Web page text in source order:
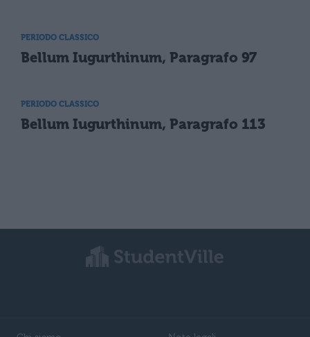
PERIODO CLASSICO
Bellum Iugurthinum, Paragrafo 97
PERIODO CLASSICO
Bellum Iugurthinum, Paragrafo 113